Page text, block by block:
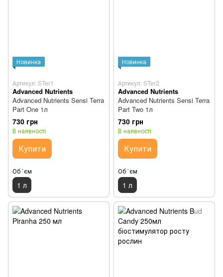
Новинка
Артикул: STer1
Advanced Nutrients
Advanced Nutrients Sensi Terra
Part One 1л
730 грн
В наявності
Купити
Об `єм
1 л
Новинка
Артикул: STer2
Advanced Nutrients
Advanced Nutrients Sensi Terra
Part Two 1л
730 грн
В наявності
Купити
Об `єм
1 л